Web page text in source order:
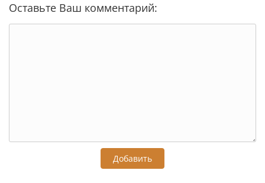
Оставьте Ваш комментарий:
Добавить